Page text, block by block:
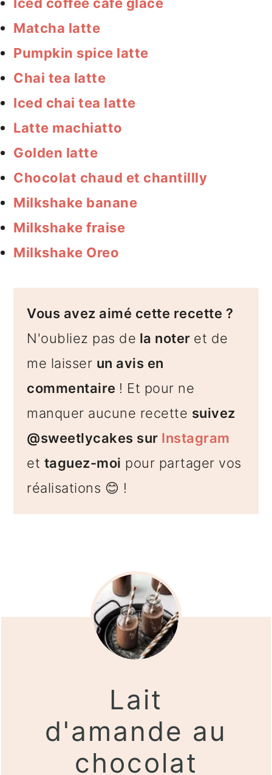
Matcha latte
Pumpkin spice latte
Chai tea latte
Iced chai tea latte
Latte machiatto
Golden latte
Chocolat chaud et chantillly
Milkshake banane
Milkshake fraise
Milkshake Oreo
Vous avez aimé cette recette ?
N'oubliez pas de la noter et de
me laisser un avis en
commentaire ! Et pour ne
manquer aucune recette suivez
@sweetlycakes sur Instagram
et taguez-moi pour partager vos
réalisations 😊 !
Lait
d'amande au
chocolat